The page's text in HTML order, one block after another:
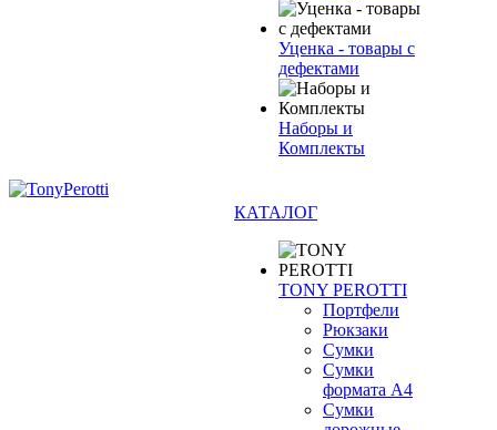
Уценка - товары с
дефектами
Наборы и
Комплекты
КАТАЛОГ
TONY PEROTTI
Портфели
Рюкзаки
Сумки
Сумки
формата А4
Сумки